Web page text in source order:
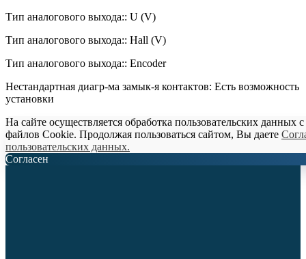
Тип аналогового выхода:: U (V)
Тип аналогового выхода:: Hall (V)
Тип аналогового выхода:: Encoder
Нестандартная диагр-ма замык-я контактов: Есть возможность
установки
На сайте осуществляется обработка пользовательских данных
файлов Cookie. Продолжая пользоваться сайтом, Вы даете
пользовательских данных.
Согласен